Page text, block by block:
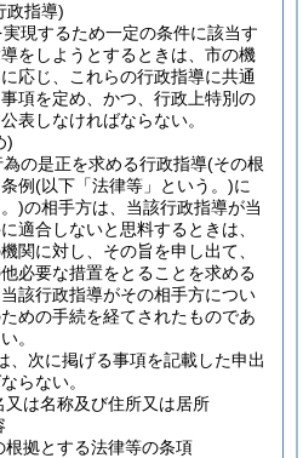
政指導)
現するため一定の条件に該当す
をしようとするときは、市の機
応じ、これらの行政指導に共通
項を定め、かつ、行政上特別の
表しなければならない。
)
の是正を求める行政指導(その根
例(以下「法律等」という。)に
)の相手方は、当該行政指導が当
適合しないと思料するときは、
関に対し、その旨を申し出て、
必要な措置をとることを求める
該行政指導がその相手方につい
めの手続を経てされたものであ
。
、次に掲げる事項を記載した申出
らない。
は名称及び住所又は居所
根拠とする法律等の条項